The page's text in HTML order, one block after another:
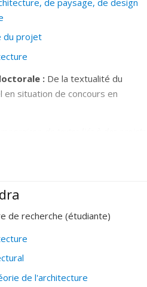
public policy» souligne
du projet
: De la textualité du
situation de concours en
au Québec entre 2010
projets lauréats de concours
Elle part d’un constat :
depuis des siècles par
ne serait-ce qu’aux prémices
à la Renaissance. Entre
de recherche (étudiante)
de l'architecture